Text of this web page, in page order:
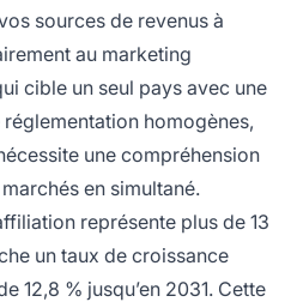
sources de revenus à
au marketing
cible un seul pays avec une
homogènes,
une compréhension
en simultané.
représente plus de 13
un taux de croissance
12,8 % jusqu’en 2031. Cette